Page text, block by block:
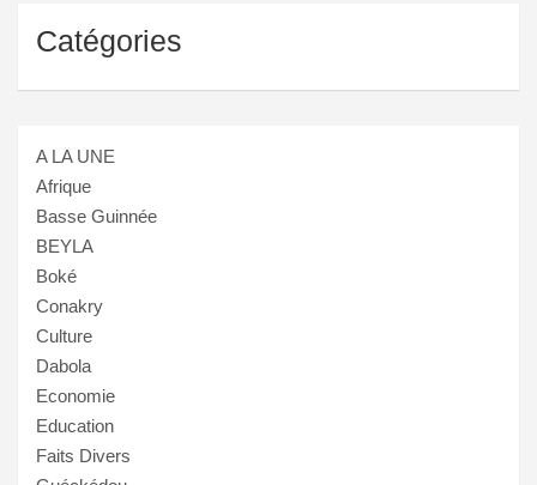
Catégories
A LA UNE
Afrique
Basse Guinnée
BEYLA
Boké
Conakry
Culture
Dabola
Economie
Education
Faits Divers